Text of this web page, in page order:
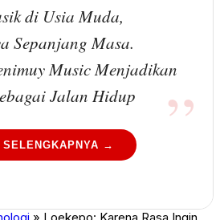
di Usia Muda,
Sepanjang Masa.
Music Menjadikan
Jalan Hidup
SELENGKAPNYA →